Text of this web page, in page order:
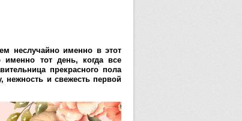
неслучайно именно в этот
тот день, когда все
прекрасного пола
нежность и свежесть первой